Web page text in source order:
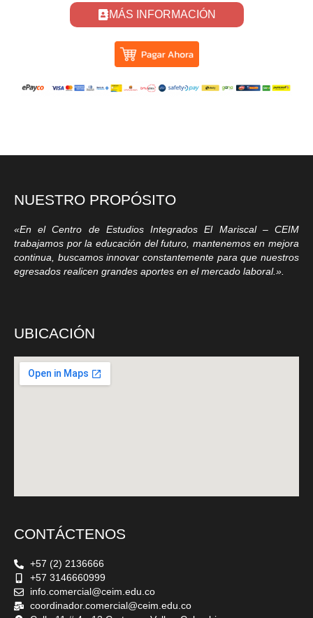
MÁS INFORMACIÓN
NUESTRO PROPÓSITO
«En el Centro de Estudios Integrados El Mariscal – CEIM
trabajamos por la educación del futuro, mantenemos en mejora
continua, buscamos innovar constantemente para que nuestros
egresados realicen grandes aportes en el mercado laboral.».
UBICACIÓN
CONTÁCTENOS
+57 (2) 2136666
+57 3146660999
info.comercial@ceim.edu.co
coordinador.comercial@ceim.edu.co